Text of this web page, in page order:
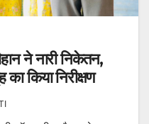
ने नारी निकेतन,
किया निरीक्षण